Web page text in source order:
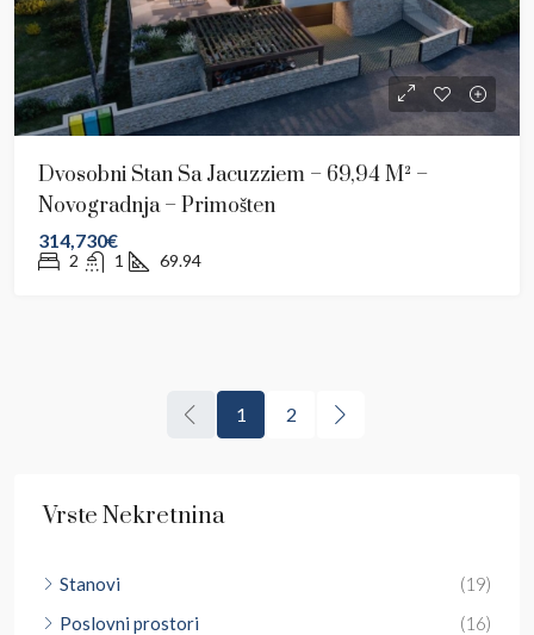
Dvosobni Stan Sa Jacuzziem – 69,94 M² –
Novogradnja – Primošten
314,730€
2 1 69.94
1 2
Vrste Nekretnina
Stanovi
(19)
Poslovni prostori
(16)